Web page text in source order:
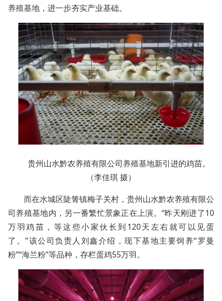
养殖基地，进一步夯实产业基础。
贵州山水黔农养殖有限公司养殖基地新引进的鸡苗。
（李佳琪 摄）
而在水城区陡箐镇梅子关村，贵州山水黔农养殖有限公
司养殖基地内，另一番繁忙景象正在上演。“昨天刚进了10
万羽鸡苗，等这些小家伙长到120天左右就可以见蛋
了。”该公司负责人刘鑫介绍，现下基地主要饲养“罗曼
粉”“海兰粉”等品种，存栏蛋鸡55万羽。